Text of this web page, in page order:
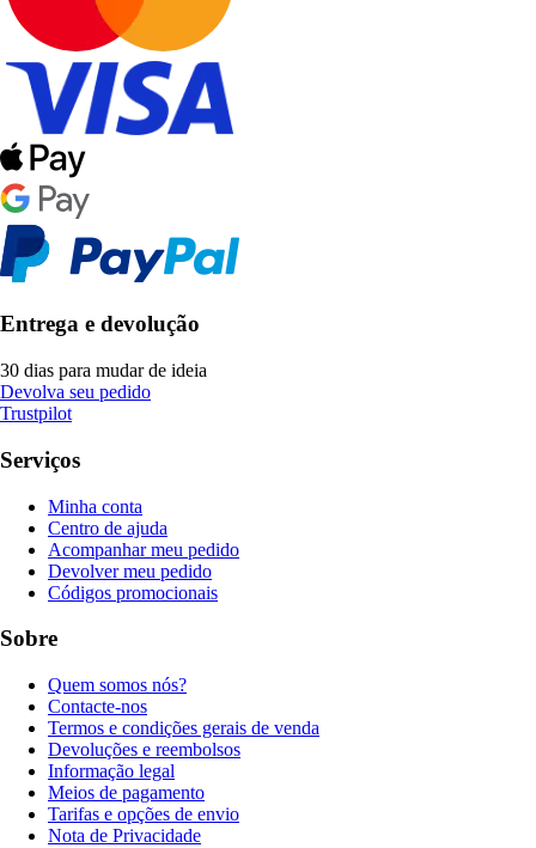
Entrega e devolução
30 dias para mudar de ideia
Devolva seu pedido
Trustpilot
Serviços
Minha conta
Centro de ajuda
Acompanhar meu pedido
Devolver meu pedido
Códigos promocionais
Sobre
Quem somos nós?
Contacte-nos
Termos e condições gerais de venda
Devoluções e reembolsos
Informação legal
Meios de pagamento
Tarifas e opções de envio
Nota de Privacidade